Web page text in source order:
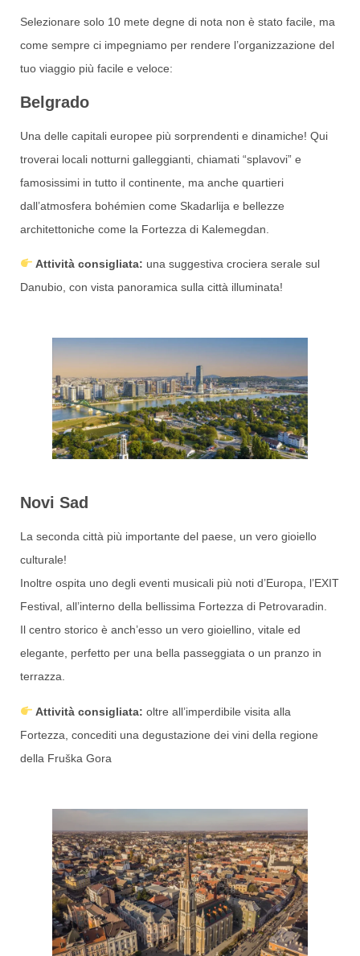
Selezionare solo 10 mete degne di nota non è stato facile, ma
come sempre ci impegniamo per rendere l’organizzazione del
tuo viaggio più facile e veloce:
Belgrado
Una delle capitali europee più sorprendenti e dinamiche! Qui
troverai locali notturni galleggianti, chiamati “splavovi” e
famosissimi in tutto il continente, ma anche quartieri
dall’atmosfera bohémien come Skadarlija e bellezze
architettoniche come la Fortezza di Kalemegdan.
Attività consigliata: una suggestiva crociera serale sul
Danubio, con vista panoramica sulla città illuminata!
Novi Sad
La seconda città più importante del paese, un vero gioiello
culturale!
Inoltre ospita uno degli eventi musicali più noti d’Europa, l’EXIT
Festival, all’interno della bellissima Fortezza di Petrovaradin.
Il centro storico è anch’esso un vero gioiellino, vitale ed
elegante, perfetto per una bella passeggiata o un pranzo in
terrazza.
Attività consigliata: oltre all’imperdibile visita alla
Fortezza, concediti una degustazione dei vini della regione
della Fruška Gora